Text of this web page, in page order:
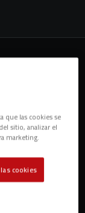
que las cookies se
sitio, analizar el
marketing.
cookies